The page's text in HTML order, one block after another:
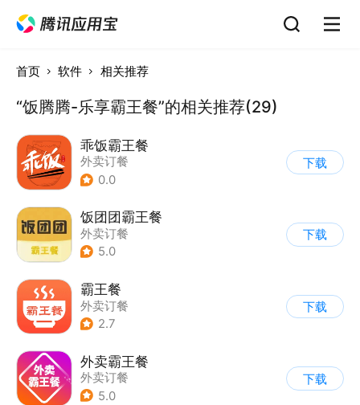
首页 软件 相关推荐
“饭腾腾-乐享霸王餐”的相关推荐(29)
乖饭霸王餐
外卖订餐
0.0
下载
饭团团霸王餐
外卖订餐
5.0
下载
霸王餐
外卖订餐
2.7
下载
外卖霸王餐
外卖订餐
5.0
下载